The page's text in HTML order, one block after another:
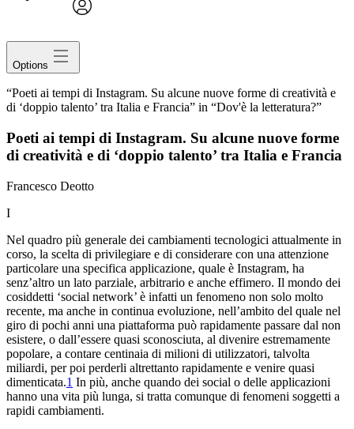
Options
“Poeti ai tempi di Instagram. Su alcune nuove forme di creatività e
di ‘doppio talento’ tra Italia e Francia” in “Dov'è la letteratura?”
Poeti ai tempi di Instagram. Su alcune nuove forme
di creatività e di ‘doppio talento’ tra Italia e Francia
Francesco Deotto
I
Nel quadro più generale dei cambiamenti tecnologici attualmente in
corso, la scelta di privilegiare e di considerare con una attenzione
particolare una specifica applicazione, quale è Instagram, ha
senz’altro un lato parziale, arbitrario e anche effimero. Il mondo dei
cosiddetti ‘social network’ è infatti un fenomeno non solo molto
recente, ma anche in continua evoluzione, nell’ambito del quale nel
giro di pochi anni una piattaforma può rapidamente passare dal non
esistere, o dall’essere quasi sconosciuta, al divenire estremamente
popolare, a contare centinaia di milioni di utilizzatori, talvolta
miliardi, per poi perderli altrettanto rapidamente e venire quasi
dimenticata.1 In più, anche quando dei social o delle applicazioni
hanno una vita più lunga, si tratta comunque di fenomeni soggetti a
rapidi cambiamenti.